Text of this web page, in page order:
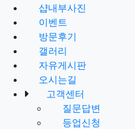
샵내부사진
이벤트
방문후기
갤러리
자유게시판
오시는길
고객센터
질문답변
등업신청